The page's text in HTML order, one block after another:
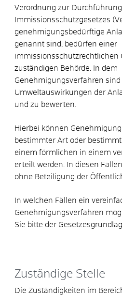
Verordnung zur
Immissionsschutzgesetzes
genehmigungsbedürftige
genannt sind, bedürfen einer
immissionsschutzrechtlichen
zuständigen Behörde.
In dem
Genehmigungsverfahren
Umweltauswirkungen der
und zu bewerten.
Hierbei können
bestimmter Art oder
einem förmlichen in einem
erteilt werden. In diesen
ohne Beteiligung der
In welchen Fällen ein
Genehmigungsverfahren
Sie bitte der
Zuständige Stelle
Die Zuständigkeiten im